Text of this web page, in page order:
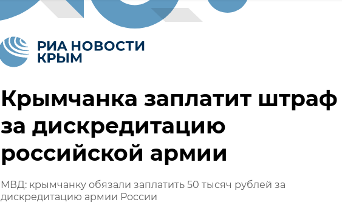
Крымчанка заплатит штраф
за дискредитацию
российской армии
МВД: крымчанку обязали заплатить 50 тысяч рублей за
дискредитацию армии России